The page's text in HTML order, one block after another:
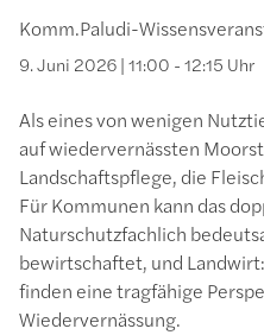
Komm.Paludi-
9. Juni 2026 | 11:00 - 12:15 Uhr
Als eines von wenigen
auf wiedervernässten
Landschaftspflege, die
Für Kommunen kann das
Naturschutzfachlich
bewirtschaftet, und
finden eine tragfähige
Wiedervernässung.